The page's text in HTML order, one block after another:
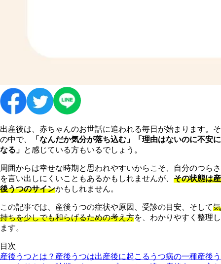
出産後は、赤ちゃんのお世話に追われる毎日が始まります。そ
の中で、
「なんだか気分が落ち込む」「理由はないのに不安に
なる」 と感じている方もいるでしょう。
周囲からは幸せな時期と思われやすいからこそ、自分のつらさ
を言い出しにくいこともあるかもしれませんが、 その状態は産
後うつのサインかもしれません。
この記事では、産後うつの症状や原因、受診の目安、そして気
持ちを少しでも和らげるための考え方を、わかりやすく整理し
ます。
目次
産後うつとは？ 産後うつは出産後に起こるうつ病の一種産後う